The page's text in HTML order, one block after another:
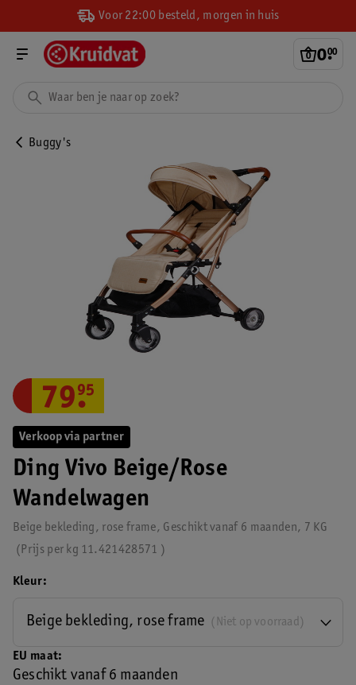
Voor 22:00 besteld, morgen in huis
0.
00
Buggy's
Verkoop via partner
Ding Vivo Beige/Rose
Wandelwagen
Beige bekleding, rose frame, Geschikt vanaf 6 maanden, 7 KG
11.421428571
Prijs per kg
79.
95
EU maat
Geschikt vanaf 6 maanden
Kleur
(Niet op voorraad)
Beige bekleding, rose frame